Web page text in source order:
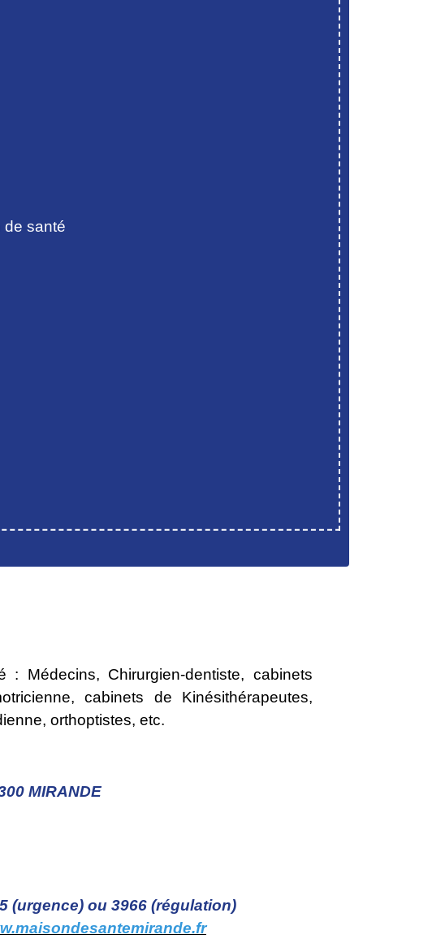
de santé
Médecins, Chirurgien-dentiste, cabinets
cabinets de Kinésithérapeutes,
orthoptistes, etc.
MIRANDE
(urgence) ou 3966 (régulation)